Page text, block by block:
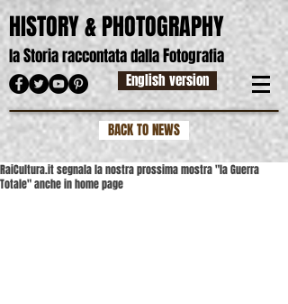
HISTORY & PHOTOGRAPHY
laStoria raccontata dallaFotografia
English version
BACK TO NEWS
RaiCultura.it segnala la nostra prossima mostra "la Guerra
Totale" anche in home page